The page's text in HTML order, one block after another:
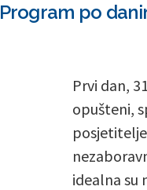
Program po
Prvi dan,
opušteni,
idealna su